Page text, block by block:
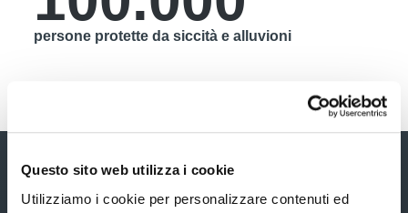
Questo sito web utilizza i cookie
Utilizziamo i cookie per personalizzare contenuti ed
persone protette da siccità e alluvioni
Il nostro obiettivo è ora